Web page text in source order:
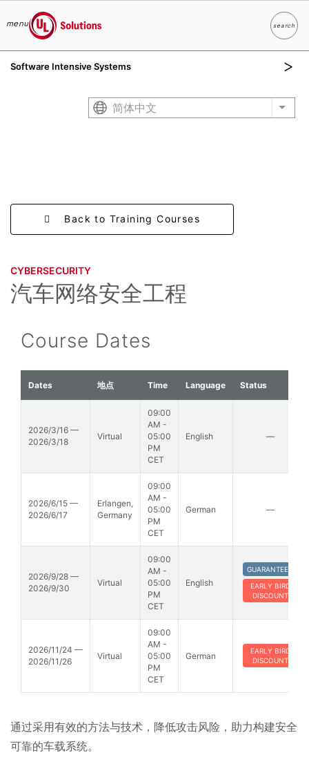
menu
UL Solutions
searchSearch
Software Intensive Systems
简体中文 List
Back to Training Courses
CYBERSECURITY
汽车网络安全工程
Course Dates
Dates 地点 Time Language Status
2026/3/16 —
2026/3/18
Virtual
09:00
AM -
05:00
PM
CET
English —
2026/6/15 —
2026/6/17
Erlangen,
Germany
09:00
AM -
05:00
PM
CET
German —
2026/9/28 —
2026/9/30
Virtual
09:00
AM -
05:00
PM
CET
English
GUARANTEED
EARLY BIRD
DISCOUNT
2026/11/24 —
2026/11/26
Virtual
09:00
AM -
05:00
PM
CET
German
EARLY BIRD
DISCOUNT
通过采用有效的方法与技术，降低攻击风险，助力构建安全
可靠的车载系统。